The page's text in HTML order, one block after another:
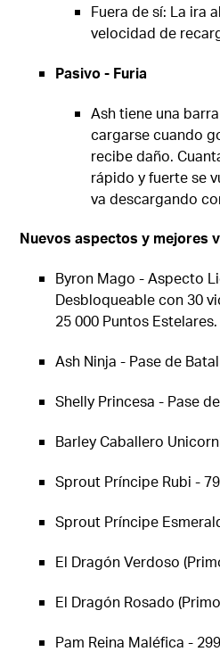
Fuera de sí: La ira
velocidad de
Pasivo - Furia
Ash tiene una
cargarse cuando
recibe daño.
rápido y fuerte se
va descargando
Nuevos aspectos y mejores
Byron Mago - Aspecto
Desbloqueable con 30
25 000 Puntos Estelares.
Ash Ninja - Pase de
Shelly Princesa - Pase
Barley Caballero
Sprout Príncipe Rubi -
Sprout Príncipe
El Dragón Verdoso
El Dragón Rosado
Pam Reina Maléfica -